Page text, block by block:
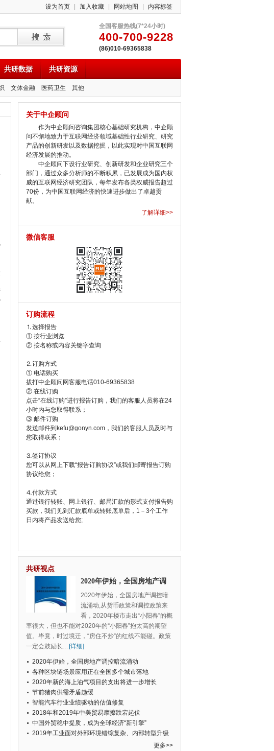
设为首页 加入收藏 网站地图 内容标签
全国客服热线(7*24小时)
400-700-9228
(86)010-69365838
共研数据 共研资源
文体金融 医药卫生 其他
关于中企顾问
作为中企顾问咨询集团核心基础研究机构，中企顾
问不懈地致力于互联网经济领域基础性行业研究、研究
产品的创新研发以及数据挖掘，以此实现对中国互联网
经济发展的推动。
中企顾问下设行业研究、创新研发和企业研究三个
部门，通过众多分析师的不断积累，已发展成为国内权
威的互联网经济研究团队，每年发布各类权威报告超过
70份，为中国互联网经济的快速进步做出了卓越贡
献。
了解详细>>
微信客服
订购流程
⒈选择报告
① 按行业浏览
② 按名称或内容关键字查询
⒉订购方式
① 电话购买
拔打中企顾问网客服电话010-69365838
② 在线订购
点击“在线订购”进行报告订购，我们的客服人员将在24
小时内与您取得联系；
③ 邮件订购
发送邮件到kefu@gonyn.com，我们的客服人员及时与
您取得联系；
⒊签订协议
您可以从网上下载“报告订购协议”或我们邮寄报告订购
协议给您；
⒋付款方式
通过银行转账、网上银行、邮局汇款的形式支付报告购
买款，我们见到汇款底单或转账底单后，1－3个工作
日内将产品发送给您;
共研视点
2020年伊始，全国房地产调
控暗流涌动
2020年伊始，全国房地产调控暗
流涌动,从货币政策和调控政策来
看，2020年楼市走出“小阳春”的概
率很大，但也不能对2020年的“小阳春”抱太高的期望
值。毕竟，时过境迁，“房住不炒”的红线不能碰。政策
一定会鼓励长…[详细]
2020年伊始，全国房地产调控暗流涌动
各种区块链场景应用正在全国多个城市落地
2020年新的海上油气项目的支出将进一步增长
节前猪肉供需矛盾趋缓
智能汽车行业业绩驱动的估值修复
2018年和2019年中美贸易摩擦跌宕起伏
中国外贸稳中提质，成为全球经济“新引擎”
2019年工业面对外部环境错综复杂、内部转型升级
更多>>